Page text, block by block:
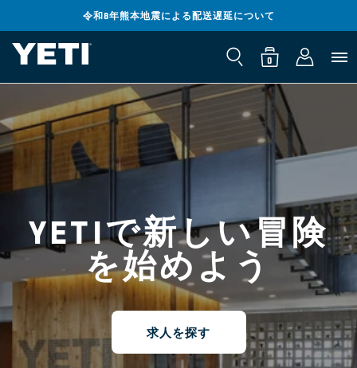
プ
令和8年熊本地震による配送遅延について
ー
0
0
の
ア
イ
ム
グ
イ
ン
YETIで新しい冒険
を始めよう
求人を探す